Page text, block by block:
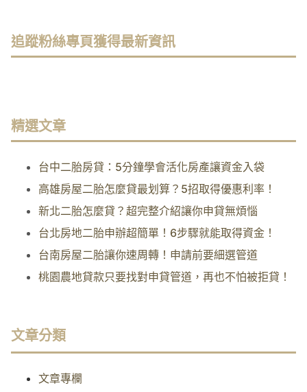
追蹤粉絲專頁獲得最新資訊
精選文章
台中二胎房貸：5分鐘學會活化房產讓資金入袋
高雄房屋二胎怎麼貸最划算？5招取得優惠利率！
新北二胎怎麼貸？超完整介紹讓你申貸無煩惱
台北房地二胎申辦超簡單！6步驟就能取得資金！
台南房屋二胎讓你速周轉！申請前要細選管道
桃園農地貸款只要找對申貸管道，再也不怕被拒貸！
文章分類
文章專欄